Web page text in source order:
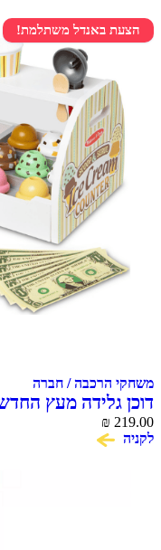
באנדל משתלמת!
/ חברה
Ice Cream
₪